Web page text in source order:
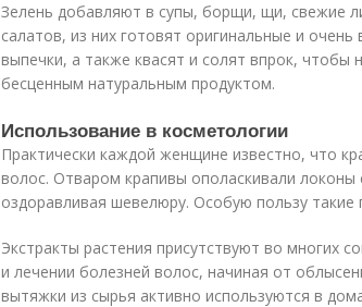
Зелень добавляют в супы, борщи, щи, свежие
салатов, из них готовят оригинальные и
выпечки, а также квасят и солят впрок, чтобы
бесценным натуральным продуктом.
Использование в косметологии
Практически каждой женщине известно, что
волос. Отваром крапивы ополаскивали
оздоравливая шевелюру. Особую пользу
Экстракты растения присутствуют во многих
и лечении болезней волос, начиная от
вытяжки из сырья активно используются в